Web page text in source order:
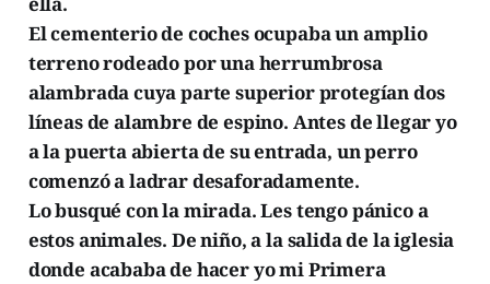
El cementerio de coches ocupaba un amplio
terreno rodeado por una herrumbrosa
alambrada cuya parte superior protegían dos
líneas de alambre de espino. Antes de llegar yo
a la puerta abierta de su entrada, un perro
comenzó a ladrar desaforadamente.
Lo busqué con la mirada. Les tengo pánico a
estos animales. De niño, a la salida de la iglesia
donde acababa de hacer yo mi Primera